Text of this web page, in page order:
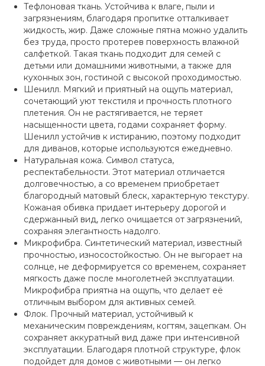
Тефлоновая ткань. Устойчива к влаге, пыли и
загрязнениям, благодаря пропитке отталкивает
жидкость, жир. Даже сложные пятна можно удалить
без труда, просто протерев поверхность влажной
салфеткой. Такая ткань подходит для семей с
детьми или домашними животными, а также для
кухонных зон, гостиной с высокой проходимостью.
Шенилл. Мягкий и приятный на ощупь материал,
сочетающий уют текстиля и прочность плотного
плетения. Он не растягивается, не теряет
насыщенности цвета, годами сохраняет форму.
Шенилл устойчив к истиранию, поэтому подходит
для диванов, которые используются ежедневно.
Натуральная кожа. Символ статуса,
респектабельности. Этот материал отличается
долговечностью, а со временем приобретает
благородный матовый блеск, характерную текстуру.
Кожаная обивка придает интерьеру дорогой и
сдержанный вид, легко очищается от загрязнений,
сохраняя элегантность надолго.
Микрофибра. Синтетический материал, известный
прочностью, износостойкостью. Он не выгорает на
солнце, не деформируется со временем, сохраняет
мягкость даже после многолетней эксплуатации.
Микрофибра приятна на ощупь, что делает её
отличным выбором для активных семей.
Флок. Прочный материал, устойчивый к
механическим повреждениям, когтям, зацепкам. Он
сохраняет аккуратный вид даже при интенсивной
эксплуатации. Благодаря плотной структуре, флок
подойдет для домов с животными — он легко